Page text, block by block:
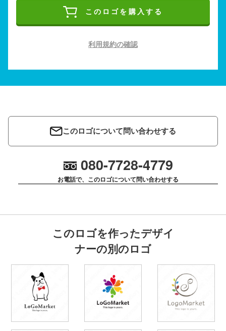
このロゴを購入する
利用規約の確認
このロゴについて問い合わせする
080-7728-4779
お電話で、このロゴについて問い合わせする
このロゴを作ったデザイ
ナーの別のロゴ